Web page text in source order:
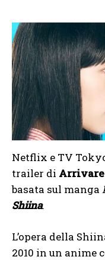
Netflix e TV
trailer di Arrivare
basata sul manga
Shiina.
L’opera della
2010 in un anime